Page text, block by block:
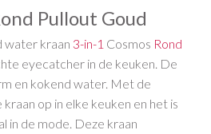
Pullout Goud
water kraan 3-in-1 Cosmos Rond
eyecatcher in de keuken. De
en kokend water. Met de
op in elke keuken en het is
in de mode. Deze kraan